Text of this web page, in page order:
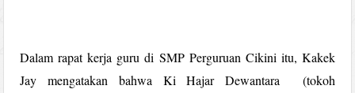
Dalam rapat kerja guru di SMP Perguruan Cikini itu, Kakek
Jay mengatakan bahwa Ki Hajar Dewantara (tokoh